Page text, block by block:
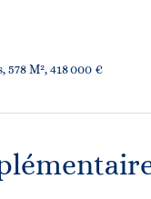
578 M², 418 000 €